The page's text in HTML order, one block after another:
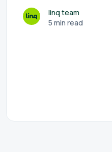
linq team
5 min read